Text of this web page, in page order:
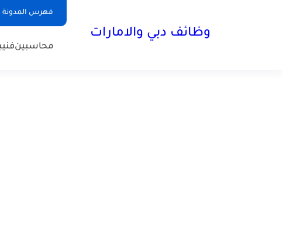
فهرس المدونة
وظائف دبي والامارات
محاسبين